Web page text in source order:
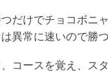
だけでチョコボニ
異常に速いので勝
コースを覚え、ス